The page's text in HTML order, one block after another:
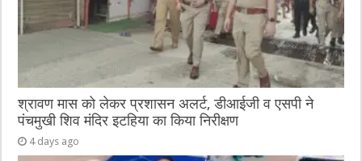
श्रावण मास को लेकर प्रशासन अलर्ट, डीआईजी व एसपी ने
पंचमुखी शिव मंदिर इटहिया का किया निरीक्षण
4 days ago